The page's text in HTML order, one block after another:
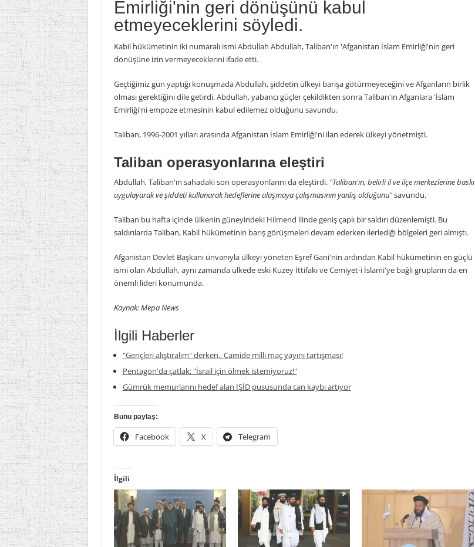
Emirliği'nin geri dönüşünü kabul
etmeyeceklerini söyledi.
Kabil hükümetinin iki numaralı ismi Abdullah Abdullah, Taliban'ın 'Afganistan İslam Emirliği'nin geri
dönüşüne izin vermeyeceklerini ifade etti.
Geçtiğimiz gün yaptığı konuşmada Abdullah, şiddetin ülkeyi barışa götürmeyeceğini ve Afganların birlik
olması gerektiğini dile getirdi. Abdullah, yabancı güçler çekildikten sonra Taliban'ın Afganlara 'İslam
Emirliği'ni empoze etmesinin kabul edilemez olduğunu savundu.
Taliban, 1996-2001 yılları arasında Afganistan İslam Emirliği'ni ilan ederek ülkeyi yönetmişti.
Taliban operasyonlarına eleştiri
Abdullah, Taliban'ın sahadaki son operasyonlarını da eleştirdi. "Taliban'ın, belirli il ve ilçe merkezlerine baskı
uygulayarak ve şiddeti kullanarak hedeflerine ulaşmaya çalışmasının yanlış olduğunu"savundu.
Taliban bu hafta içinde ülkenin güneyindeki Hilmend ilinde geniş çaplı bir saldırı düzenlemişti. Bu
saldırılarda Taliban, Kabil hükümetinin barış görüşmeleri devam ederken ilerlediği bölgeleri geri almıştı.
Afganistan Devlet Başkanı ünvanıyla ülkeyi yöneten Eşref Gani'nin ardından Kabil hükümetinin en güçlü
ismi olan Abdullah, aynı zamanda ülkede eski Kuzey İttifakı ve Cemiyet-i İslami'ye bağlı grupların da en
önemli lideri konumunda.
Kaynak: Mepa News
İlgili Haberler
"Gençleri alıştıralım" derken.. Camide milli maç yayını tartışması!
Pentagon'da çatlak: "İsrail için ölmek istemiyoruz!"
Gümrük memurlarını hedef alan IŞİD pususunda can kaybı artıyor
Bunu paylaş:
Facebook X Telegram
İlgili